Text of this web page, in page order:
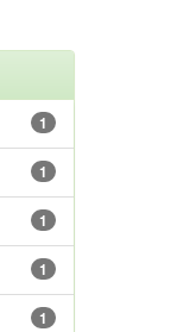
1
1
1
1
1